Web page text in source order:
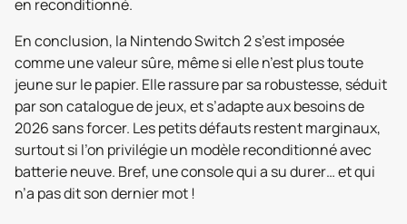
en reconditionné.
En conclusion, la Nintendo Switch 2 s’est imposée
comme une valeur sûre, même si elle n’est plus toute
jeune sur le papier. Elle rassure par sa robustesse, séduit
par son catalogue de jeux, et s’adapte aux besoins de
2026 sans forcer. Les petits défauts restent marginaux,
surtout si l’on privilégie un modèle reconditionné avec
batterie neuve. Bref, une console qui a su durer… et qui
n’a pas dit son dernier mot !